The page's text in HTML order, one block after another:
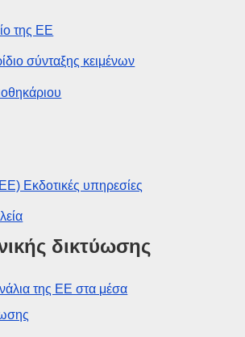
της ΕΕ
σύνταξης κειμένων
Εκδοτικές υπηρεσίες
δικτύωσης
της ΕΕ στα μέσα